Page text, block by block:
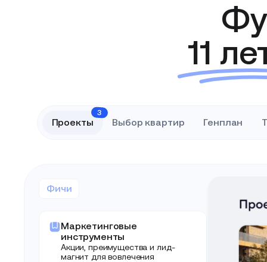
11
Проекты
3
Выбор квартир Генплан
Фичи
Маркетинговые
инструменты
Акции, преимущества и лид-
магнит для вовлечения